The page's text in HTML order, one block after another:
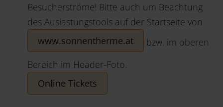
Besucherströme! Bitte auch um Beachtung
des Auslastungstools auf der Startseite von
www.sonnentherme.at
bzw. im oberen
Bereich im Header-Foto.
Online Tickets